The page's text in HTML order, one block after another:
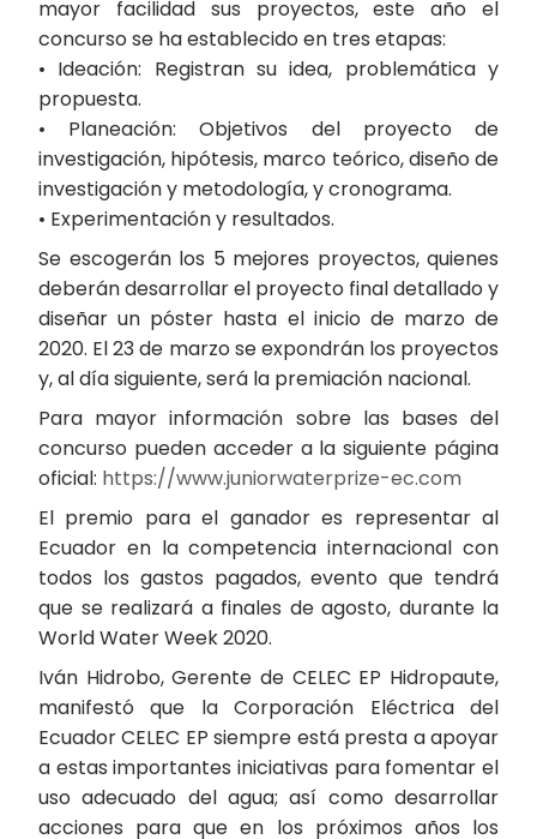
mayor facilidad sus proyectos, este año el
concurso se ha establecido en tres etapas:
• Ideación: Registran su idea, problemática y
propuesta.
• Planeación: Objetivos del proyecto de
investigación, hipótesis, marco teórico, diseño de
investigación y metodología, y cronograma.
• Experimentación y resultados.
Se escogerán los 5 mejores proyectos, quienes
deberán desarrollar el proyecto final detallado y
diseñar un póster hasta el inicio de marzo de
2020. El 23 de marzo se expondrán los proyectos
y, al día siguiente, será la premiación nacional.
Para mayor información sobre las bases del
concurso pueden acceder a la siguiente página
oficial: https://www.juniorwaterprize-ec.com
El premio para el ganador es representar al
Ecuador en la competencia internacional con
todos los gastos pagados, evento que tendrá
que se realizará a finales de agosto, durante la
World Water Week 2020.
Iván Hidrobo, Gerente de CELEC EP Hidropaute,
manifestó que la Corporación Eléctrica del
Ecuador CELEC EP siempre está presta a apoyar
a estas importantes iniciativas para fomentar el
uso adecuado del agua; así como desarrollar
acciones para que en los próximos años los